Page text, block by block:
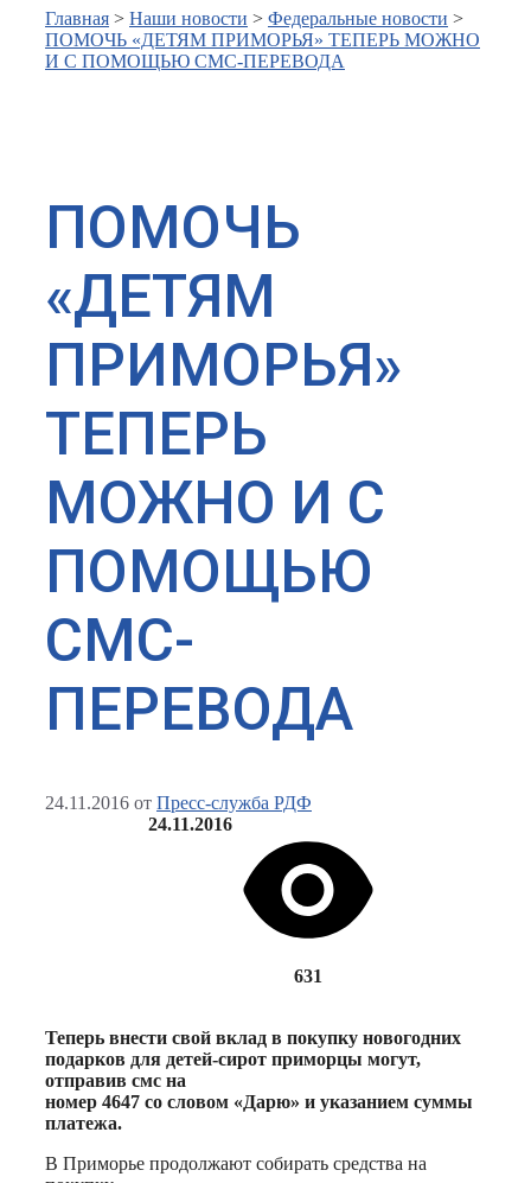
Главная > Наши новости > Федеральные новости >
ПОМОЧЬ «ДЕТЯМ ПРИМОРЬЯ» ТЕПЕРЬ МОЖНО
И С ПОМОЩЬЮ СМС-ПЕРЕВОДА
ПОМОЧЬ
«ДЕТЯМ
ПРИМОРЬЯ»
ТЕПЕРЬ
МОЖНО И С
ПОМОЩЬЮ
СМС-
ПЕРЕВОДА
24.11.2016 от Пресс-служба РДФ
24.11.2016
631
Теперь внести свой вклад в покупку новогодних
подарков для детей-сирот приморцы могут,
отправив смс на
номер 4647 со словом «Дарю» и указанием суммы
платежа.
В Приморье продолжают собирать средства на